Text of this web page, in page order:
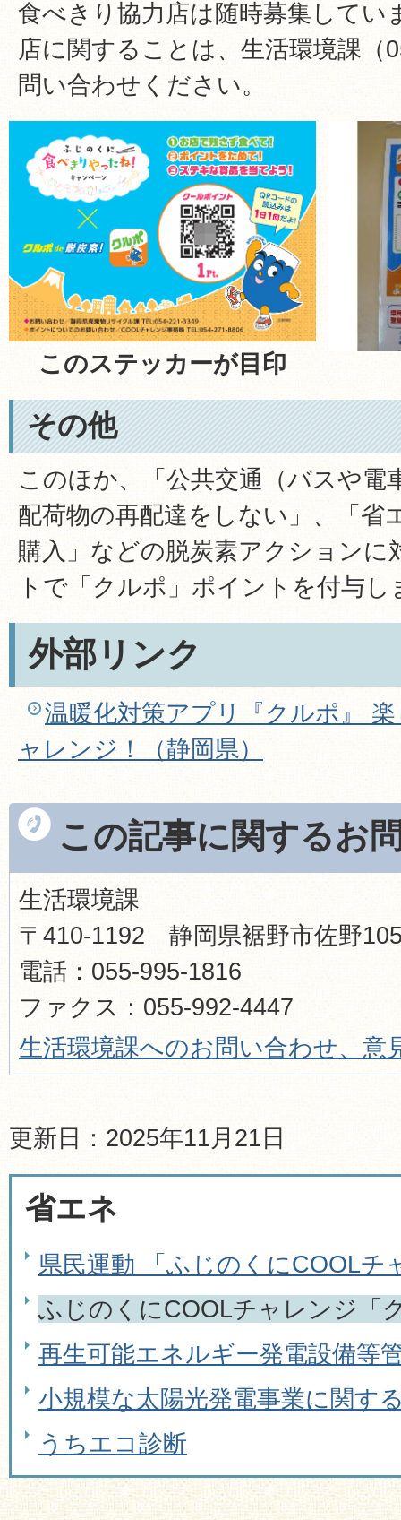
食べきり協力店は随時募集してい
店に関することは、生活環境課（
問い合わせください。
このステッカーが目印
その他
このほか、「公共交通（バスや電
配荷物の再配達をしない」、「省
購入」などの脱炭素アクションに
トで「クルポ」ポイントを付与し
外部リンク
温暖化対策アプリ『クルポ』
ャレンジ！（静岡県）
この記事に関するお
生活環境課
〒410-1192 静岡県裾野市佐野
電話：055-995-1816
ファクス：055-992-4447
生活環境課へのお問い合わせ、意
更新日：2025年11月21日
省エネ
県民運動 「ふじのくにCOOLチ
ふじのくにCOOLチャレンジ「
再生可能エネルギー発電設備等
小規模な太陽光発電事業に関す
うちエコ診断